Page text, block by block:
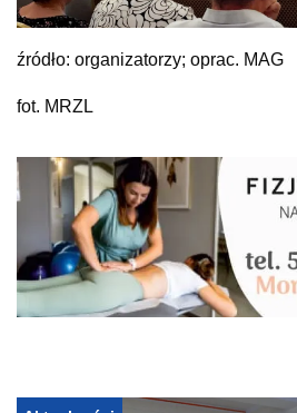
źródło: organizatorzy; oprac. MAG
fot. MRZL